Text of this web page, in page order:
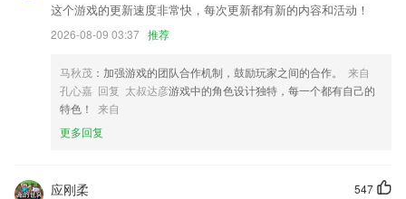
3.全书中文翻译
4.可以定制属于自己的学习资料以及报告。
5.·清华北大等名校学霸老师直播授课，让你免费享受更加优质的服务！
6.软件内容
乐动软件a更新了什么?
网点页面展示及其他使用体验
这个游戏的更新速度非常快，每次更新都有新的内容和活动！
2026-08-09 03:37 推荐
马秋茂 ：加强游戏的团队合作机制，鼓励玩家之间的合作。
来自
孔心嘉 回复 太叔达彦游戏中的角色设计独特，每一个都有自己的
特色！
来自
更多回复
547
应刚柔